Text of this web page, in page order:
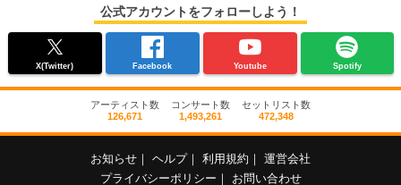
公式アカウントをフォローしよう！
X(Twitter) Facebook Youtube Spotify
アーティスト数
126,671
コンサート数
1,493,261
セットリスト数
472,348
お知らせ ヘルプ 利用規約
運営会社
プライバシーポリシー
お問い合わせ